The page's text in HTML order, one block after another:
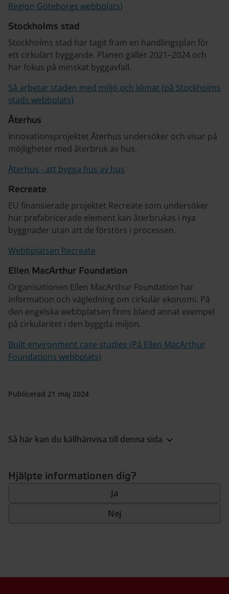
Region Göteborgs webbplats)
Stockholms stad
Stockholms stad har tagit fram en handlingsplan för
ett cirkulärt byggande. Planen gäller 2021–2024 och
har fokus på minskat byggavfall.
Så arbetar staden med miljö och klimat (på Stockholms
stads webbplats)
Återhus
Innovationsprojektet Återhus undersöker och visar på
möjligheter med återbruk av hus.
Återhus - att bygga hus av hus
Recreate
EU finansierade projektet Recreate som undersöker
hur prefabricerade element kan återbrukas i nya
byggnader utan att de förstörs i processen.
Webbplatsen Recreate
Ellen MacArthur Foundation
Organisationen Ellen MacArthur Foundation har
information och vägledning om cirkulär ekonomi. På
den engelska webbplatsen finns bland annat exempel
på cirkularitet i den byggda miljön.
Built environment case studies (På Ellen MacArthur
Foundations webbplats)
Publicerad 21 maj 2024
Så här kan du källhänvisa till denna sida
Hjälpte informationen dig?
Ja
Nej